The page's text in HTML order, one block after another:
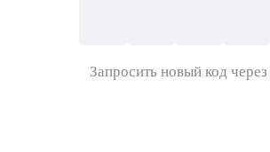
Запросить новый код через